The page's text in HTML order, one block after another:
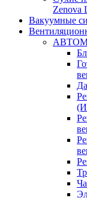
Zenova
Вакуумные